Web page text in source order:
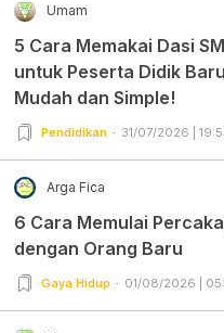
Umam
5 Cara Memakai Dasi
untuk Peserta Didik
Mudah dan Simple!
Pendidikan 31/07/2026 |
Arga Fica
6 Cara Memulai
dengan Orang Baru
Gaya Hidup 01/08/2026 |